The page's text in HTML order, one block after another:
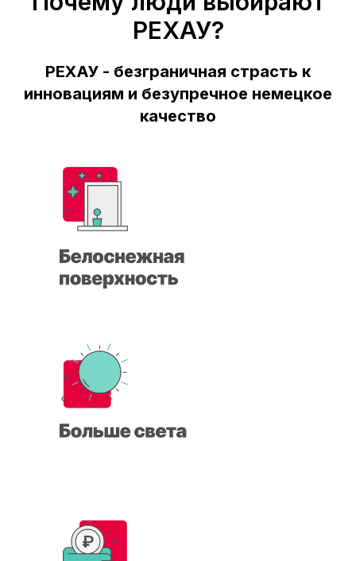
РЕХАУ?
РЕХАУ - безграничная страсть к
инновациям и безупречное немецкое
качество